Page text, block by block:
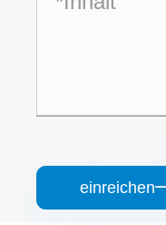
einreichen